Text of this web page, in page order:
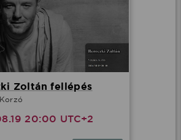
Zoltán fellépés
20:00 UTC+2